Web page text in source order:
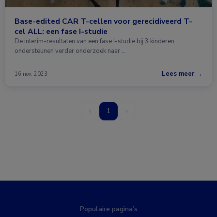
Base-edited CAR T-cellen voor gerecidiveerd T-
cel ALL: een fase I-studie
De interim-resultaten van een fase I-studie bij 3 kinderen
ondersteunen verder onderzoek naar …
16 nov. 2023 Lees meer →
‹ 1 ›
Populaire pagina’s